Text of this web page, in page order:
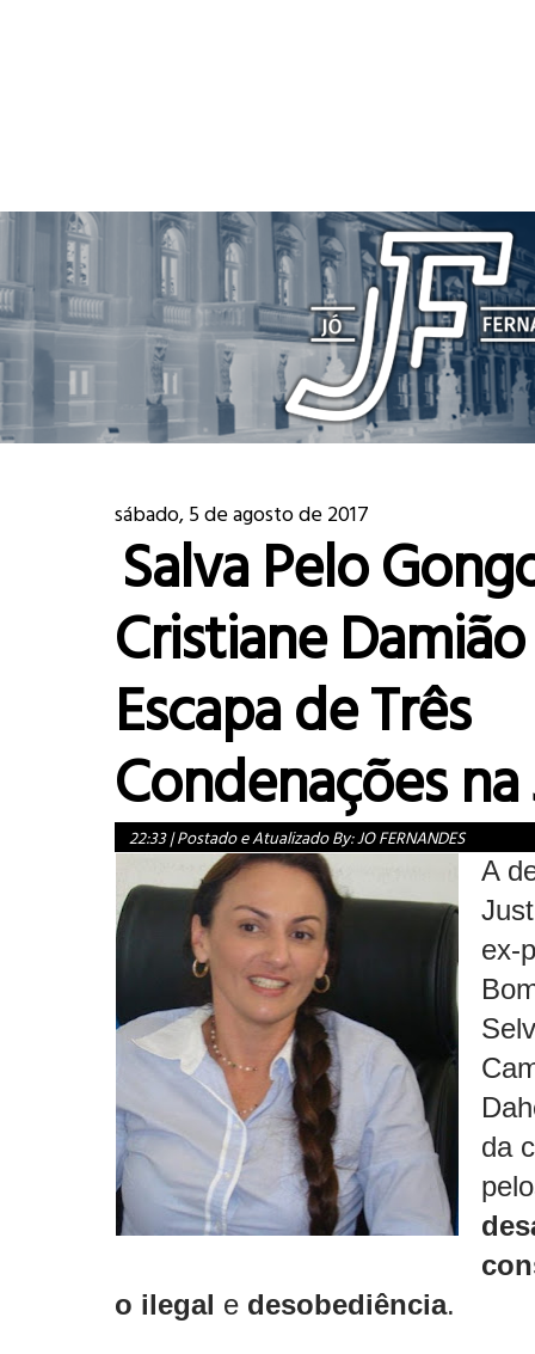
sábado, 5 de agosto de 2017
Salva Pelo
Cristiane Damião
Escapa de Três
Condenações
22:33|Postado e Atualizado By:JO FERNANDES
A
ex-
da
o ilegal e desobediência.